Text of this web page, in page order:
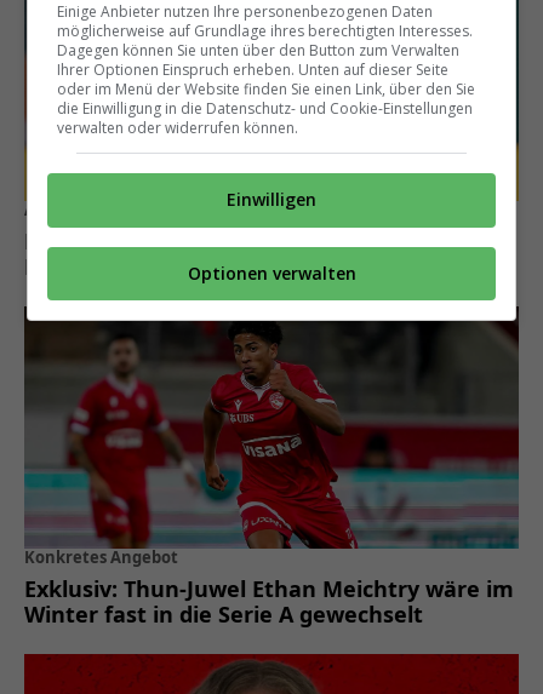
Aktuell verliehen
Exklusiv: FC Thun interessiert sich für diesen
Bundesliga-Stürmer
Konkretes Angebot
Exklusiv: Thun-Juwel Ethan Meichtry wäre im
Winter fast in die Serie A gewechselt
Einige Anbieter nutzen Ihre personenbezogenen Daten
möglicherweise auf Grundlage ihres berechtigten Interesses.
Dagegen können Sie unten über den Button zum Verwalten
Ihrer Optionen Einspruch erheben. Unten auf dieser Seite
oder im Menü der Website finden Sie einen Link, über den Sie
die Einwilligung in die Datenschutz- und Cookie-Einstellungen
verwalten oder widerrufen können.
Einwilligen
Optionen verwalten